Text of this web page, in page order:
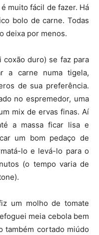
muito fácil de fazer. Há
bolo de carne. Todas
deixa por menos.
duro) se faz para
a carne numa tigela,
de sua preferência.
no espremedor, uma
mix de ervas finas. Aí
a massa ficar lisa e
um bom pedaço de
lo e levá-lo para o
(o tempo varia de
um molho de tomate
meia cebola bem
também cortado miúdo